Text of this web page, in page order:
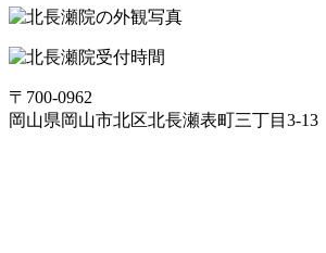
〒700-0962
岡山県岡山市北区北長瀬表町三丁目3-13